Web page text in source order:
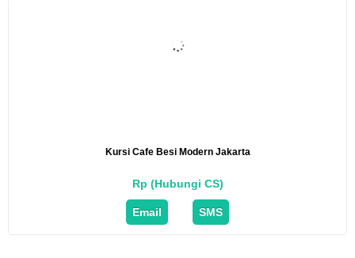
Kursi Cafe Besi Modern Jakarta
Rp (Hubungi CS)
Email SMS